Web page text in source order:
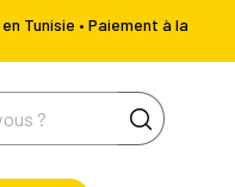
Tunisie • Paiement à la